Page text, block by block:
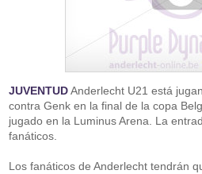
JUVENTUDAnderlecht U21 está
contra Genk en la final de la copa
jugado en la Luminus Arena. La
fanáticos.
Los fanáticos de Anderlecht tendrán